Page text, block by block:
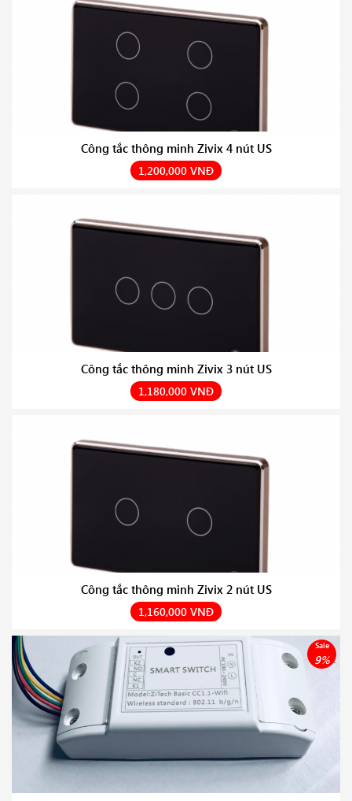
Công tắc thông minh Zivix 4 nút US
1,200,000 VNĐ
Công tắc thông minh Zivix 3 nút US
1,180,000 VNĐ
Công tắc thông minh Zivix 2 nút US
1,160,000 VNĐ
Sale
9%